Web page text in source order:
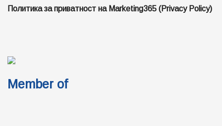
Политика за приватност на Marketing365 (Privacy Policy)
Member of